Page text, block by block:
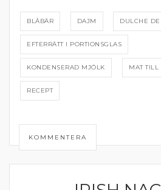
BLÅBÄR DAJM DULCHE
EFTERRÄTT I PORTIONSGLAS
KONDENSERAD MJÖLK MAT
RECEPT
KOMMENTERA